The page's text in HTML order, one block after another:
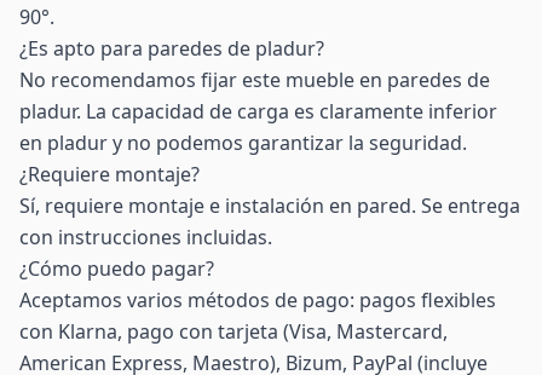
90°.
¿Es apto para paredes de pladur?
No recomendamos fijar este mueble en paredes de
pladur. La capacidad de carga es claramente inferior
en pladur y no podemos garantizar la seguridad.
¿Requiere montaje?
Sí, requiere montaje e instalación en pared. Se entrega
con instrucciones incluidas.
¿Cómo puedo pagar?
Aceptamos varios métodos de pago: pagos flexibles
con Klarna, pago con tarjeta (Visa, Mastercard,
American Express, Maestro), Bizum, PayPal (incluye